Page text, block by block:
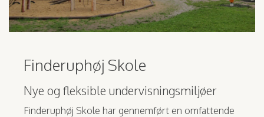
Finderuphøj Skole
Nye og fleksible undervisningsmiljøer
Finderuphøj Skole har gennemført en omfattende